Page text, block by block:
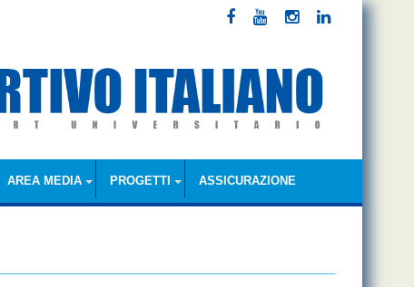
AREA MEDIA PROGETTI ASSICURAZIONE